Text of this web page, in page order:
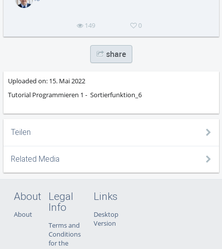
149 0
share
Uploaded on: 15. Mai 2022
Tutorial Programmieren 1 - Sortierfunktion_6
Teilen
Related Media
About
About
Legal
Info
Terms and
Conditions
for the
Links
Desktop
Version